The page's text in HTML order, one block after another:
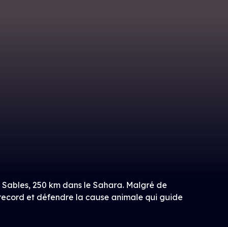
250 km dans le Sahara. Malgré de
et défendre la cause animale qui guide